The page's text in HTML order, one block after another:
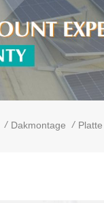
/ Dakmontage /